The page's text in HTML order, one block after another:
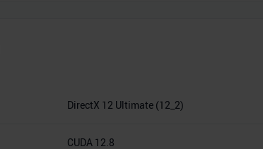
DirectX 12 Ultimate (12_2)
CUDA 12.8